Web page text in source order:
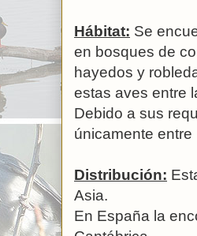
Hábitat: Se
en bosques de
hayedos y
estas aves entre
Debido a sus
únicamente
Distribución:
Asia.
En España la